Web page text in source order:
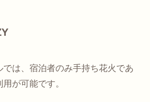
では、宿泊者のみ手持ち花火であ
が可能です。